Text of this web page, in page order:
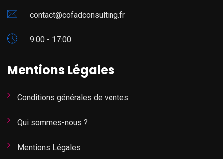
contact@cofadconsulting.fr
9:00 - 17:00
Mentions Légales
Conditions générales de ventes
Qui sommes-nous ?
Mentions Légales